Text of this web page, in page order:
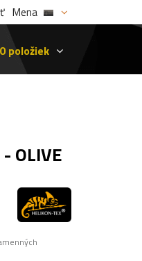
Mena
0 položiek
OLIVE